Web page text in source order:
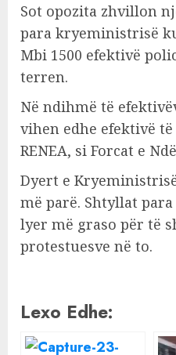
Sot opozita zhvillon
para kryeministrisë
Mbi 1500 efektivë
terren.
Në ndihmë të
vihen edhe efektivë të
RENEA, si Forcat e
Dyert e
më parë. Shtyllat
lyer më graso për të
protestuesve në to.
Lexo Edhe: